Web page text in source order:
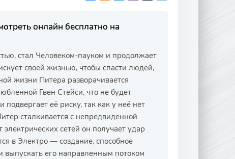
онлайн бесплатно на
стал Человеком-пауком и продолжает
своей жизнью, чтобы спасти людей,
жизни Питера разворачивается
Гвен Стейси, что не будет
подвергает её риску, так как у неё нет
сталкивается с непредвиденной
сетей он получает удар
в Электро — создание, способное
выпускать его направленным потоком